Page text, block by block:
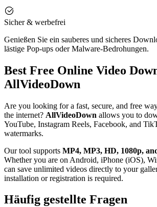
Sicher & werbefrei
Genießen Sie ein sauberes und sicheres
lästige Pop-ups oder Malware-Bedrohungen.
Best Free Online Video
AllVideoDown
Are you looking for a fast, secure, and free
the internet? AllVideoDown allows you to
YouTube, Instagram Reels, Facebook, and
watermarks.
Our tool supports MP4, MP3, HD, 1080p,
Whether you are on Android, iPhone (iOS),
can save unlimited videos directly to your
installation or registration is required.
Häufig gestellte Fragen